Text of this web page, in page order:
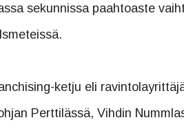
sekunnissa paahtoaste
ketju eli
Perttilässä, Vihdin